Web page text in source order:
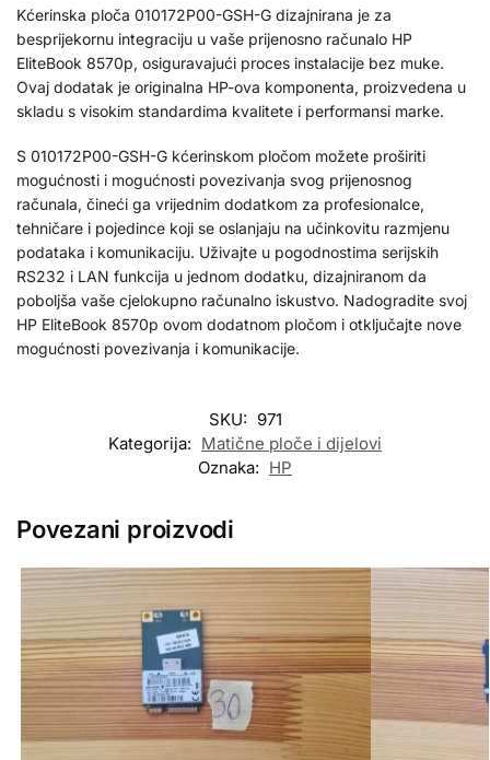
Kćerinska ploča 010172P00-GSH-G dizajnirana je za
besprijekornu integraciju u vaše prijenosno računalo HP
EliteBook 8570p, osiguravajući proces instalacije bez muke.
Ovaj dodatak je originalna HP-ova komponenta, proizvedena u
skladu s visokim standardima kvalitete i performansi marke.
S 010172P00-GSH-G kćerinskom pločom možete proširiti
mogućnosti i mogućnosti povezivanja svog prijenosnog
računala, čineći ga vrijednim dodatkom za profesionalce,
tehničare i pojedince koji se oslanjaju na učinkovitu razmjenu
podataka i komunikaciju. Uživajte u pogodnostima serijskih
RS232 i LAN funkcija u jednom dodatku, dizajniranom da
poboljša vaše cjelokupno računalno iskustvo. Nadogradite svoj
HP EliteBook 8570p ovom dodatnom pločom i otključajte nove
mogućnosti povezivanja i komunikacije.
SKU: 971
Kategorija: Matične ploče i dijelovi
Oznaka: HP
Povezani proizvodi